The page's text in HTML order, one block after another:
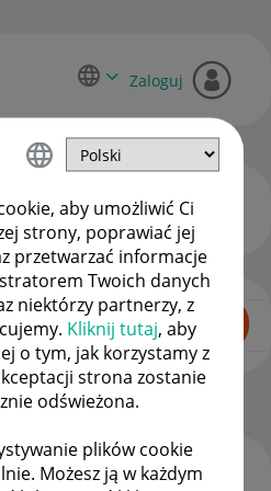
aby umożliwić Ci
strony, poprawiać jej
przetwarzać informacje
Twoich danych
niektórzy partnerzy, z
Kliknij tutaj, aby
o tym, jak korzystamy z
strona zostanie
odświeżona.
plików cookie
Możesz ją w każdym
Zaloguj
kupujących na Allegro.